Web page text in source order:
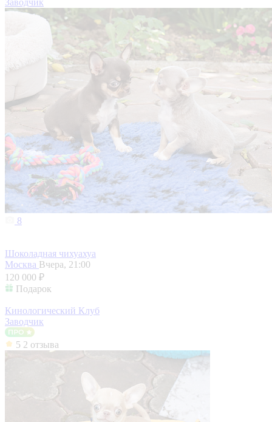
Заводчик
8
Шоколадная чихуахуа
Москва Вчера, 21:00
120 000 ₽
Подарок
Кинологический Клуб
Заводчик
5 2 отзыва